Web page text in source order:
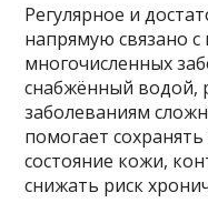
Регулярное и
напрямую связано
многочисленных
снабжённый водой,
заболеваниям
помогает
состояние кожи,
снижать риск